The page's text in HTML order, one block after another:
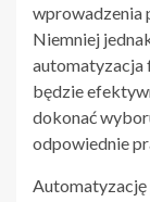
wprowadzenia
Niemniej
automatyzacja
będzie
dokonać
odpowiednie
Automatyzację